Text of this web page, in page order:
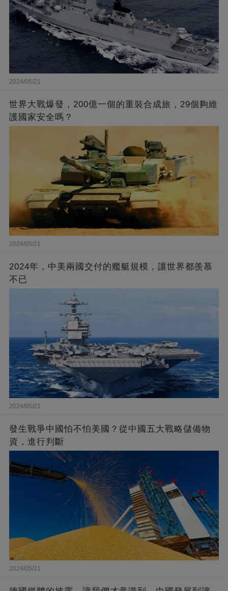
2024/05/21
世界大戰爆發，200億一個的重裝合成旅，29個夠維
護國家安全嗎？
2024/05/21
2024年，中美兩國交付的艦艇規模，讓世界都羨慕
不已
2024/05/21
發生戰爭中國怕不怕美國？從中國五大戰略儲備物
資，進行判斷
2024/05/21